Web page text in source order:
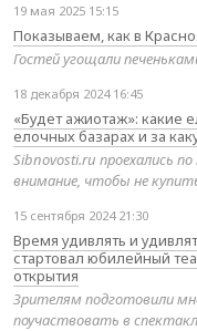
19 мая 2025 15:15
Показываем, как в
Гостей угощали
18 декабря 2024 16:45
«Будет ажиотаж»: какие
елочных базарах и за
Sibnovosti.ru проехались
внимание, чтобы не
15 сентября 2024 21:30
Время удивлять и
стартовал юбилейный
открытия
Зрителям подготовили
поучаствовать в